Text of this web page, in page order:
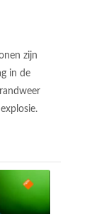
zijn
in de